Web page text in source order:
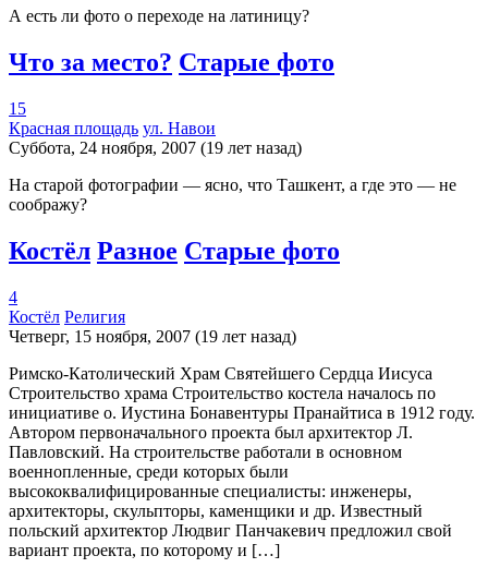
А есть ли фото о переходе на латиницу?
Что за место? Старые фото
15
Красная площадь ул. Навои
Суббота, 24 ноября, 2007 (19 лет назад)
На старой фотографии — ясно, что Ташкент, а где это — не
соображу?
Костёл Разное Старые фото
4
Костёл Религия
Четверг, 15 ноября, 2007 (19 лет назад)
Римско-Католический Храм Святейшего Сердца Иисуса
Строительство храма Строительство костела началось по
инициативе о. Иустина Бонавентуры Пранайтиса в 1912 году.
Автором первоначального проекта был архитектор Л.
Павловский. На строительстве работали в основном
военнопленные, среди которых были
высококвалифицированные специалисты: инженеры,
архитекторы, скульпторы, каменщики и др. Известный
польский архитектор Людвиг Панчакевич предложил свой
вариант проекта, по которому и […]